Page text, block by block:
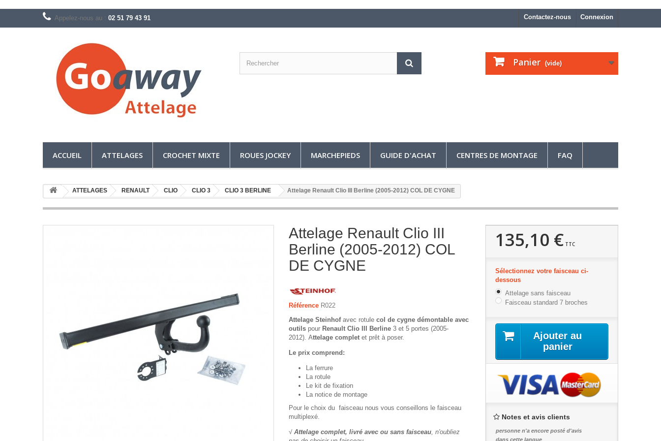
Connexion
Contactez-nous
Appelez-nous au : 02 51 79 43 91
Panier (vide)
ACCUEIL ATTELAGES CROCHET MIXTE ROUES JOCKEY MARCHEPIEDS GUIDE D'ACHAT CENTRES DE MONTAGE FAQ
ATTELAGES RENAULT CLIO CLIO 3 CLIO 3 BERLINE Attelage Renault Clio III Berline (2005-2012) COL DE CYGNE
Attelage Renault Clio III
Berline (2005-2012) COL
DE CYGNE
Référence R022
Attelage Steinhofavec rotule col de cygne démontable avec
outils pour Renault Clio III Berline 3 et 5 portes (2005-
2012). Attelage complet et prêt à poser.
Le prix comprend:
La ferrure
La rotule
Le kit de fixation
La notice de montage
Pour le choix du faisceau nous vous conseillons le faisceau
multiplexé.
√ Attelage complet, livré avec ou sans faisceau, n'oubliez
135,10 € TTC
Sélectionnez votre faisceau ci-
dessous
Attelage sans faisceau
Faisceau standard 7 broches
Ajouter au
panier
Notes et avis clients
personne n'a encore posté d'avis
dans cette langue